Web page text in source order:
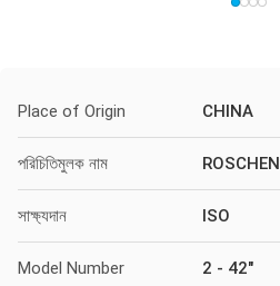
Place of Origin CHINA
পরিচিতিমুলক নাম ROSCHEN
সাক্ষ্যদান ISO
Model Number 2 - 42"